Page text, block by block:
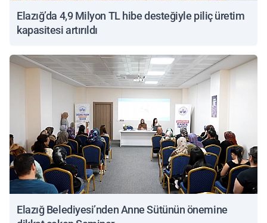
Elazığ’da 4,9 Milyon TL hibe desteğiyle piliç üretim
kapasitesi artırıldı
Elazığ Belediyesi’nden Anne Sütünün önemine